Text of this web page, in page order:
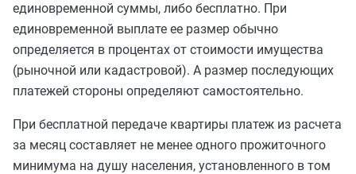
единовременной суммы, либо бесплатно. При
единовременной выплате ее размер обычно
определяется в процентах от стоимости имущества
(рыночной или кадастровой). А размер последующих
платежей стороны определяют самостоятельно.
При бесплатной передаче квартиры платеж из расчета
за месяц составляет не менее одного прожиточного
минимума на душу населения, установленного в том